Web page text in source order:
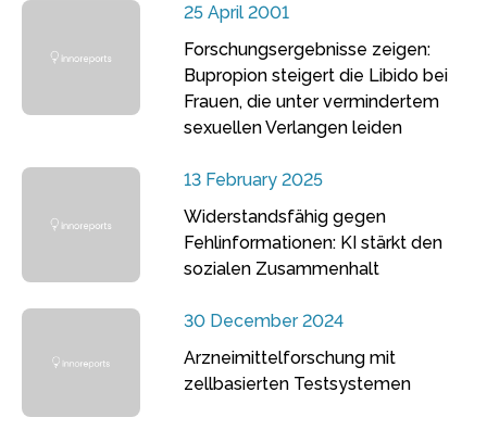
25 April 2001
Forschungsergebnisse zeigen:
Bupropion steigert die Libido bei
Frauen, die unter vermindertem
sexuellen Verlangen leiden
13 February 2025
Widerstandsfähig gegen
Fehlinformationen: KI stärkt den
sozialen Zusammenhalt
30 December 2024
Arzneimittelforschung mit
zellbasierten Testsystemen